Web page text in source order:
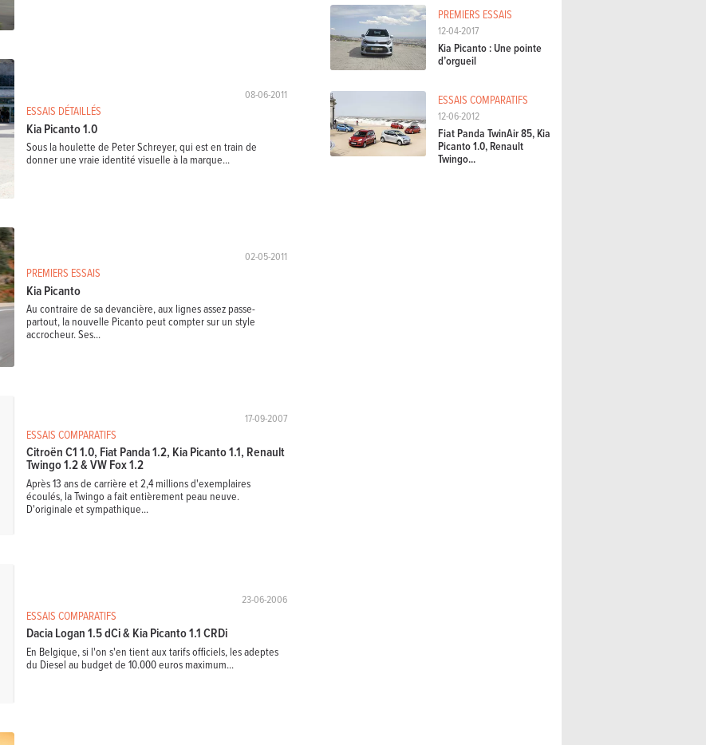
08-06-2011
ESSAIS DÉTAILLÉS
Kia Picanto 1.0
Sous la houlette de Peter Schreyer, qui est en train de
donner une vraie identité visuelle à la marque...
02-05-2011
PREMIERS ESSAIS
Kia Picanto
Au contraire de sa devancière, aux lignes assez passe-
partout, la nouvelle Picanto peut compter sur un style
accrocheur. Ses...
17-09-2007
ESSAIS COMPARATIFS
Citroën C1 1.0, Fiat Panda 1.2, Kia Picanto 1.1, Renault
Twingo 1.2 & VW Fox 1.2
Après 13 ans de carrière et 2,4 millions d'exemplaires
écoulés, la Twingo a fait entièrement peau neuve.
D'originale et sympathique...
23-06-2006
ESSAIS COMPARATIFS
Dacia Logan 1.5 dCi & Kia Picanto 1.1 CRDi
En Belgique, si l'on s'en tient aux tarifs officiels, les adeptes
du Diesel au budget de 10.000 euros maximum...
PREMIERS ESSAIS
12-04-2017
Kia Picanto : Une pointe
d’orgueil
ESSAIS COMPARATIFS
12-06-2012
Fiat Panda TwinAir 85, Kia
Picanto 1.0, Renault
Twingo...